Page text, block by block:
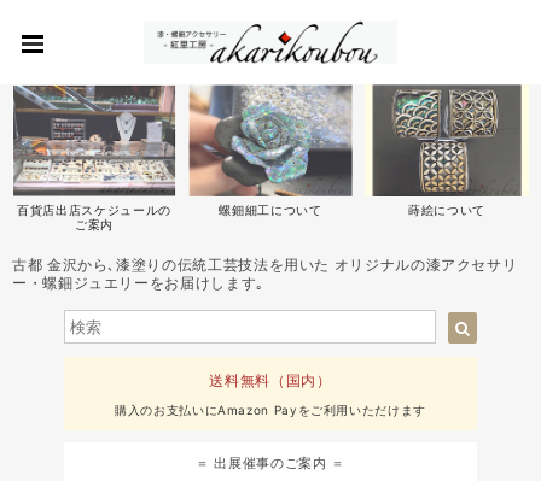
百貨店出店スケジュールの
ご案内
螺鈿細工について 蒔絵について
古都 金沢から､漆塗りの伝統工芸技法を用いた オリジナルの漆アクセサリ
ー・螺鈿ジュエリーをお届けします｡
送料無料（国内）
購入のお支払いにAmazon Payをご利用いただけます
＝ 出展催事のご案内 ＝